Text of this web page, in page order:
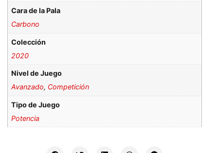
Cara de la Pala
Carbono
Colección
2020
Nivel de Juego
Avanzado, Competición
Tipo de Juego
Potencia